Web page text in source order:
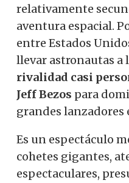
relativamente
aventura espacial.
entre Estados
llevar astronautas a
rivalidad casi
Jeff Bezos para
grandes lanzadores
Es un espectáculo
cohetes gigantes,
espectaculares,